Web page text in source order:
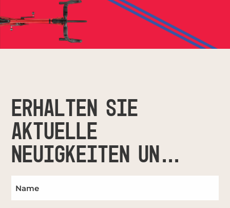
ERHALTEN SIE
AKTUELLE
NEUIGKEITEN UND
UPDATES